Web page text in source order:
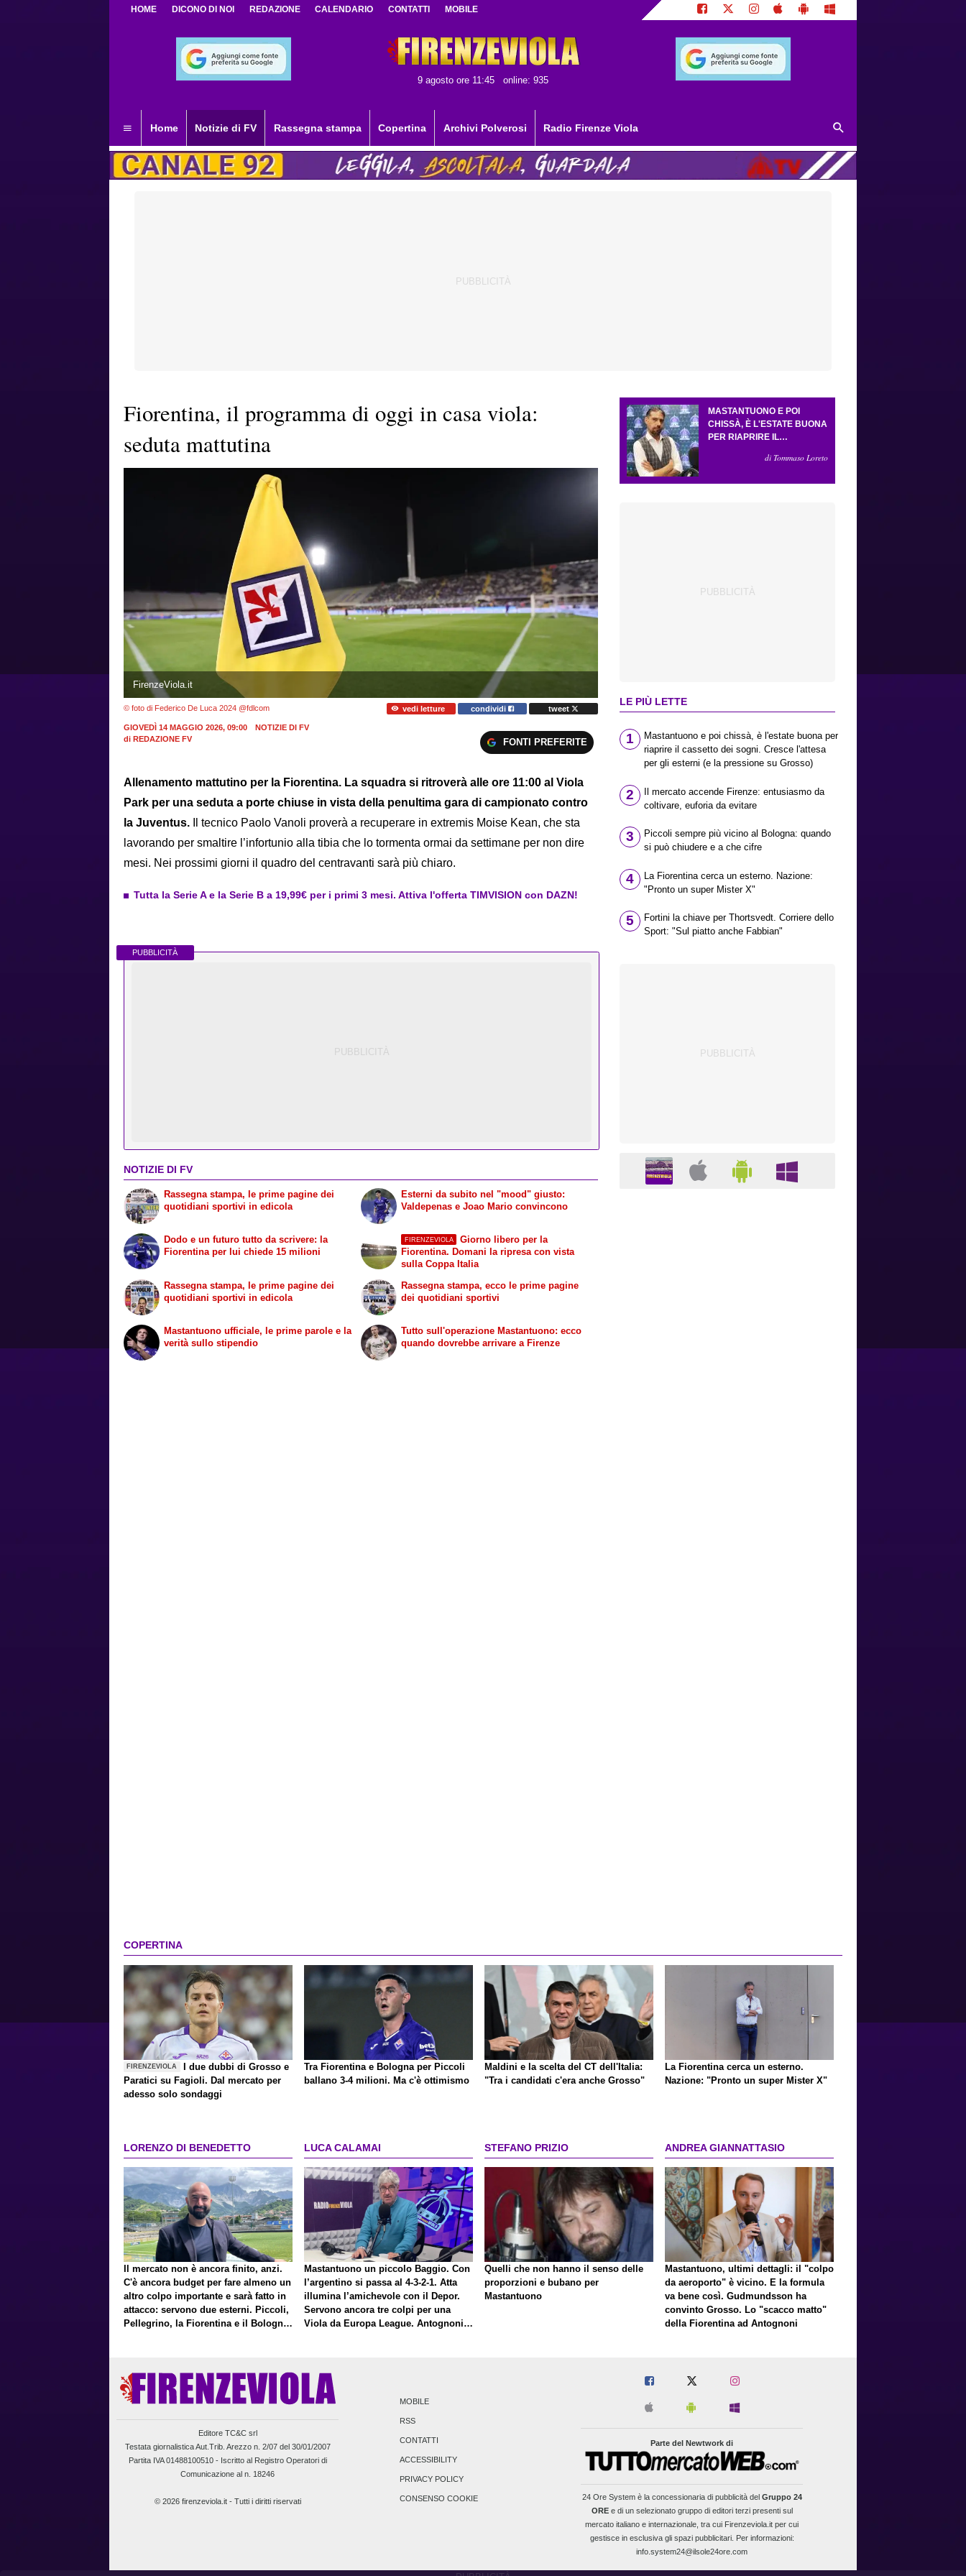
HOME DICONO DI NOI REDAZIONE CALENDARIO CONTATTI MOBILE
9 agosto ore 11:45 online: 935
Home Notizie di FV Rassegna stampa Copertina Archivi Polverosi Radio Firenze Viola
Fiorentina, il programma di oggi in casa viola:
seduta mattutina
FirenzeViola.it
© foto di Federico De Luca 2024 @fdlcom vedi letture condividi tweet
GIOVEDÌ 14 MAGGIO 2026, 09:00
NOTIZIE DI FV
di REDAZIONE FV FONTI PREFERITE
Allenamento mattutino per la Fiorentina. La squadra si ritroverà alle ore 11:00 al Viola
Park per una seduta a porte chiuse in vista della penultima gara di campionato contro
la Juventus. Il tecnico Paolo Vanoli proverà a recuperare in extremis Moise Kean, che sta
lavorando per smaltire l’infortunio alla tibia che lo tormenta ormai da settimane per non dire
mesi. Nei prossimi giorni il quadro del centravanti sarà più chiaro.
Tutta la Serie A e la Serie B a 19,99€ per i primi 3 mesi. Attiva l'offerta TIMVISION con DAZN!
PUBBLICITÀ
NOTIZIE DI FV
Rassegna stampa, le prime pagine dei
quotidiani sportivi in edicola
Dodo e un futuro tutto da scrivere: la
Fiorentina per lui chiede 15 milioni
Esterni da subito nel "mood" giusto:
Valdepenas e Joao Mario convincono
FIRENZEVIOLA
Giorno libero per la
Fiorentina. Domani la ripresa con vista
sulla Coppa Italia
Rassegna stampa, le prime pagine dei
quotidiani sportivi in edicola
Mastantuono ufficiale, le prime parole e la
verità sullo stipendio
Rassegna stampa, ecco le prime pagine
dei quotidiani sportivi
Tutto sull'operazione Mastantuono: ecco
quando dovrebbe arrivare a Firenze
MASTANTUONO E POI
CHISSÀ, È L'ESTATE BUONA
PER RIAPRIRE IL
CRESCE L'ATTESA PER GLI
di Tommaso Loreto
LE PIÙ LETTE
1
Mastantuono e poi chissà, è l'estate buona per
riaprire il cassetto dei sogni. Cresce l'attesa
per gli esterni (e la pressione su Grosso)
2
Il mercato accende Firenze: entusiasmo da
coltivare, euforia da evitare
3
Piccoli sempre più vicino al Bologna: quando
si può chiudere e a che cifre
4
La Fiorentina cerca un esterno. Nazione:
"Pronto un super Mister X"
5
Fortini la chiave per Thortsvedt. Corriere dello
Sport: "Sul piatto anche Fabbian"
COPERTINA
FIRENZEVIOLA
I due dubbi di Grosso e
Paratici su Fagioli. Dal mercato per
adesso solo sondaggi
Tra Fiorentina e Bologna per Piccoli
ballano 3-4 milioni. Ma c'è ottimismo
Maldini e la scelta del CT dell'Italia:
"Tra i candidati c'era anche Grosso"
La Fiorentina cerca un esterno.
Nazione: "Pronto un super Mister X"
LORENZO DI BENEDETTO
Il mercato non è ancora finito, anzi.
C'è ancora budget per fare almeno un
altro colpo importante e sarà fatto in
attacco: servono due esterni. Piccoli,
Pellegrino, la Fiorentina e il Bologna:
LUCA CALAMAI
Mastantuono un piccolo Baggio. Con
l’argentino si passa al 4-3-2-1. Atta
illumina l’amichevole con il Depor.
Servono ancora tre colpi per una
Viola da Europa League. Antognoni,
STEFANO PRIZIO
Quelli che non hanno il senso delle
proporzioni e bubano per
Mastantuono
ANDREA GIANNATTASIO
Mastantuono, ultimi dettagli: il "colpo
da aeroporto" è vicino. E la formula
va bene così. Gudmundsson ha
convinto Grosso. Lo "scacco matto"
della Fiorentina ad Antognoni
Editore TC&C srl
Testata giornalistica Aut.Trib. Arezzo n. 2/07 del 30/01/2007
Partita IVA 01488100510 - Iscritto al Registro Operatori di
Comunicazione al n. 18246
© 2026 firenzeviola.it - Tutti i diritti riservati
MOBILE
RSS
CONTATTI
ACCESSIBILITY
PRIVACY POLICY
CONSENSO COOKIE
Parte del Newtwork di
24 Ore Systemè la concessionaria di pubblicità del Gruppo 24
OREe di un selezionato gruppo di editori terzi presenti sul
mercato italiano e internazionale, tra cui Firenzeviola.it per cui
gestisce in esclusiva gli spazi pubblicitari. Per informazioni:
info.system24@ilsole24ore.com